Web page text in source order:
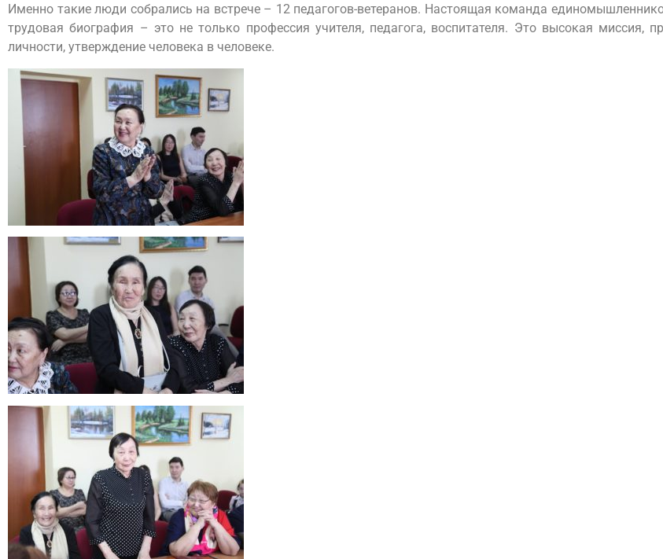
Именно такие люди собрались на встрече – 12 педагогов-ветеранов. Настоящая команда
трудовая биография – это не только профессия учителя, педагога, воспитателя. Это высокая миссия,
личности, утверждение человека в человеке.